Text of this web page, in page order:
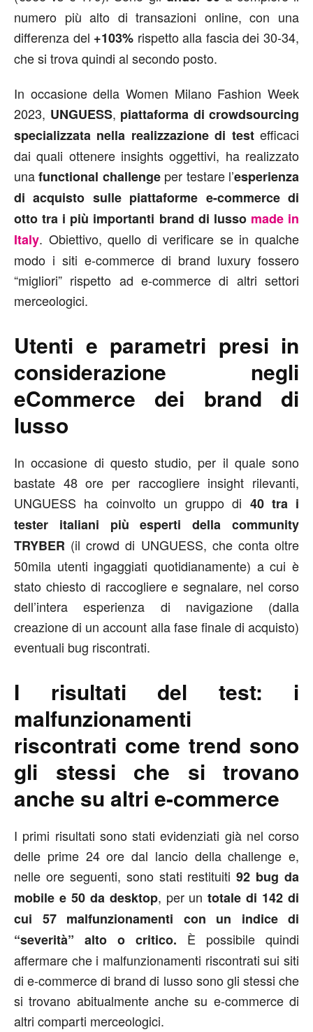
numero più alto di transazioni online, con una
differenza del +103% rispetto alla fascia dei 30-34,
che si trova quindi al secondo posto.
In occasione della Women Milano Fashion Week
2023, UNGUESS, piattaforma di crowdsourcing
specializzata nella realizzazione di testefficaci
dai quali ottenere insights oggettivi, ha realizzato
unafunctional challengeper testare l’esperienza
di acquisto sulle piattaforme e-commerce di
otto tra i più importanti brand di lusso made in
Italy. Obiettivo, quello di verificare se in qualche
modo i siti e-commerce di brand luxury fossero
“migliori” rispetto ad e-commerce di altri settori
merceologici.
Utenti e parametri presi in
considerazione negli
eCommerce dei brand di
lusso
In occasione di questo studio, per il quale sono
bastate 48 ore per raccogliere insight rilevanti,
UNGUESS ha coinvolto un gruppo di 40 tra i
tester italiani più esperti della community
TRYBER (il crowd di UNGUESS, che conta oltre
50mila utenti ingaggiati quotidianamente) a cui è
stato chiesto di raccogliere e segnalare, nel corso
dell’intera esperienza di navigazione (dalla
creazione di un account alla fase finale di acquisto)
eventuali bug riscontrati.
I risultati del test: i
malfunzionamenti
riscontrati come trend sono
gli stessi che si trovano
anche su altri e-commerce
I primi risultati sono stati evidenziati già nel corso
delle prime 24 ore dal lancio della challenge e,
nelle ore seguenti, sono stati restituiti92 bug da
mobile e 50 da desktop, per untotale di 142 di
cui 57 malfunzionamenti con un indice di
“severità” alto o critico. È possibile quindi
affermare che i malfunzionamenti riscontrati sui siti
di e-commerce di brand di lusso sono gli stessi che
si trovano abitualmente anche su e-commerce di
altri comparti merceologici.